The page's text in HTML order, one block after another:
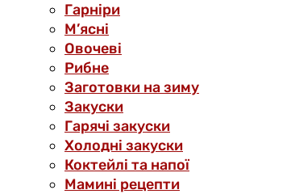
Гарніри
М’ясні
Овочеві
Рибне
Заготовки на зиму
Закуски
Гарячі закуски
Холодні закуски
Коктейлі та напої
Мамині рецепти